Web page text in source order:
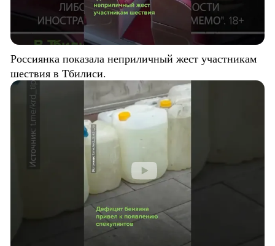
Россиянка показала неприличный жест участникам
шествия в Тбилиси.